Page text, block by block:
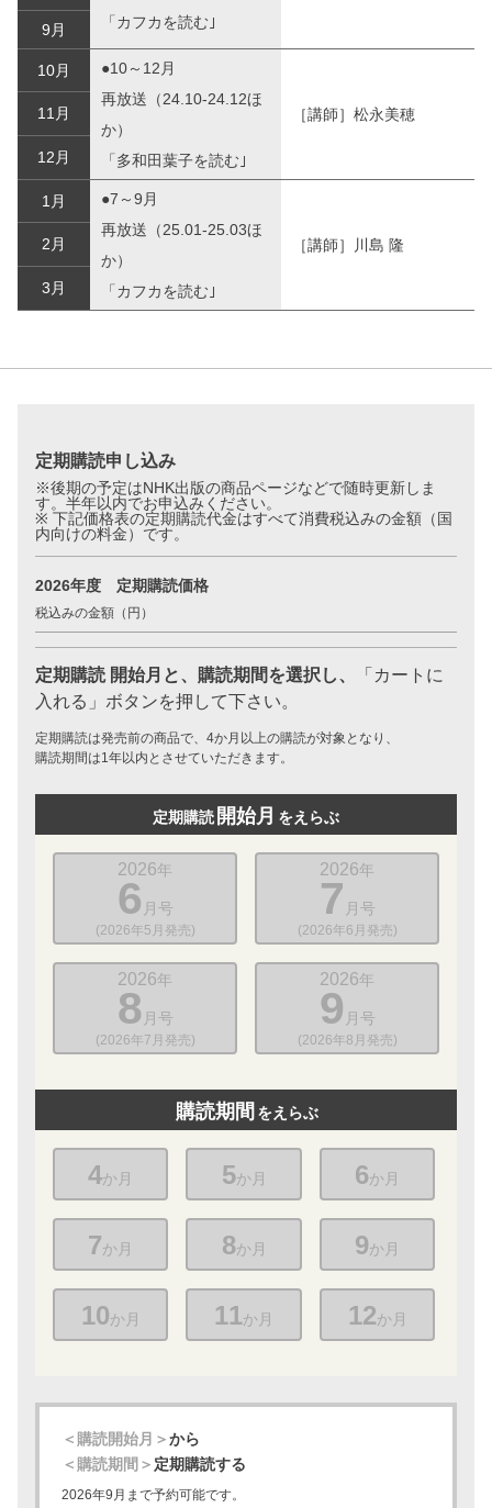
「カフカを読む｣
9月
10月
●10～12月
再放送（24.10-24.12ほ
か）
「多和田葉子を読む｣
［講師］松永美穂
11月
12月
1月
●7～9月
再放送（25.01-25.03ほ
か）
「カフカを読む｣
［講師］川島 隆
2月
3月
定期購読申し込み
※後期の予定はNHK出版の商品ページなどで随時更新しま
す。半年以内でお申込みください。
※ 下記価格表の定期購読代金はすべて消費税込みの金額（国
内向けの料金）です。
2026年度 定期購読価格
税込みの金額（円）
定期購読 開始月と、購読期間を選択し、
「カートに
入れる」ボタンを押して下さい。
定期購読は発売前の商品で、4か月以上の購読が対象となり、
購読期間は1年以内とさせていただきます。
定期購読 開始月 をえらぶ
2026年
6 月号
(2026年5月発売)
2026年
7 月号
(2026年6月発売)
2026年
8 月号
(2026年7月発売)
2026年
9 月号
(2026年8月発売)
購読期間 をえらぶ
4か月 5か月 6か月
7か月 8か月 9か月
10か月 11か月 12か月
＜購読開始月＞から
＜購読期間＞ 定期購読する
2026年9月まで予約可能です。